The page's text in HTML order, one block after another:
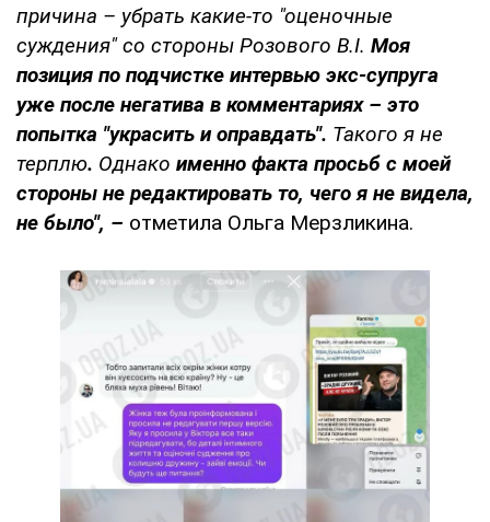
причина – убрать какие-то "оценочные
суждения" со стороны Розового В.Ι. Моя
позиция по подчистке интервью экс-супруга
уже после негатива в комментариях – это
попытка "украсить и оправдать". Такого я не
терплю. Однако именно факта просьб с моей
стороны не редактировать то, чего я не видела,
не было", – отметила Ольга Мерзликина.